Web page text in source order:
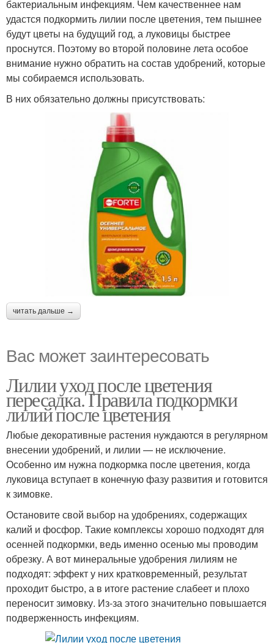
бактериальным инфекциям. Чем качественнее нам
удастся подкормить лилии после цветения, тем пышнее
будут цветы на будущий год, а луковицы быстрее
проснутся. Поэтому во второй половине лета особое
внимание нужно обратить на состав удобрений, которые
мы собираемся использовать.
В них обязательно должны присутствовать:
читать дальше →
Вас может заинтересовать
Лилии уход после цветения
пересадка. Правила подкормки
лилий после цветения
Любые декоративные растения нуждаются в регулярном
внесении удобрений, и лилии — не исключение.
Особенно им нужна подкормка после цветения, когда
луковица вступает в конечную фазу развития и готовится
к зимовке.
Остановите свой выбор на удобрениях, содержащих
калий и фосфор. Такие комплексы хорошо подходят для
осенней подкормки, ведь именно осенью мы проводим
обрезку. А вот минеральные удобрения лилиям не
подходят: эффект у них кратковременный, результат
проходит быстро, а в итоге растение слабеет и плохо
переносит зимовку. Из-за этого значительно повышается
подверженность инфекциям.